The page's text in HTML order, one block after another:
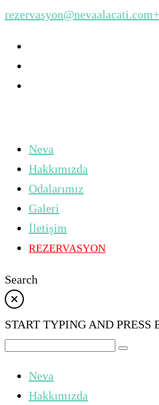
rezervasyon@nevaalacati.com
Neva
Hakkımızda
Odalarımız
Galeri
İletişim
REZERVASYON
Search
START TYPING AND PRESS
Neva
Hakkımızda